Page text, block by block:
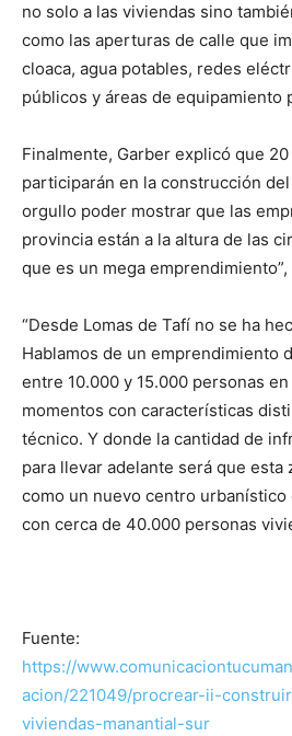
no solo a las viviendas sino
como las aperturas de calle que
cloaca, agua potables, redes
públicos y áreas de equipamiento
Finalmente, Garber explicó que
participarán en la construcción
orgullo poder mostrar que las
provincia están a la altura de las
que es un mega
“Desde Lomas de Tafí no se ha
Hablamos de un emprendimiento
entre 10.000 y 15.000 personas
momentos con características
técnico. Y donde la cantidad de
para llevar adelante será que esta
como un nuevo centro urbanístico
con cerca de 40.000 personas
Fuente:
https://
acion/221049/procrear-ii-
viviendas-manantial-sur